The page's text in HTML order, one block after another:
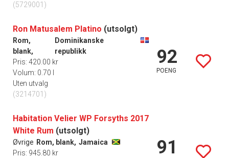
(5729001)
Ron Matusalem Platino (utsolgt)
Rom,
blank,
Dominikanske
republikk
Pris: 420.00 kr
Volum: 0.70 l
Uten utvalg
(3214701)
92
POENG
Habitation Velier WP Forsyths 2017
White Rum (utsolgt)
Øvrige Rom, blank, Jamaica
Pris: 945.80 kr
91